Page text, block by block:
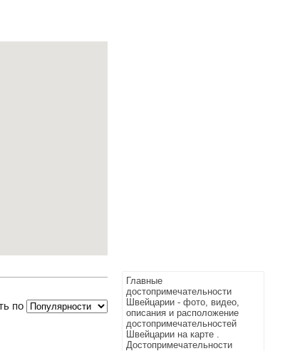
Главные
достопримечательности
Швейцарии - фото, видео,
описания и расположение
достопримечательностей
Швейцарии на карте .
Достопримечательности
по